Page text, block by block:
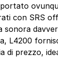
con SRS
sonora
L4200
di prezzo,